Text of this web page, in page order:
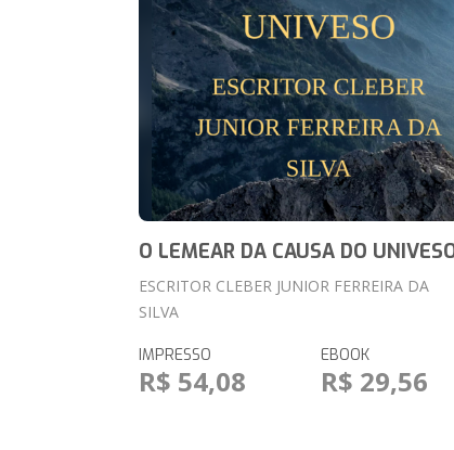
O LEMEAR DA CAUSA DO
ESCRITOR CLEBER JUNIOR FERREIRA DA
SILVA
IMPRESSO
R$ 54,08
EBOOK
R$ 29,56